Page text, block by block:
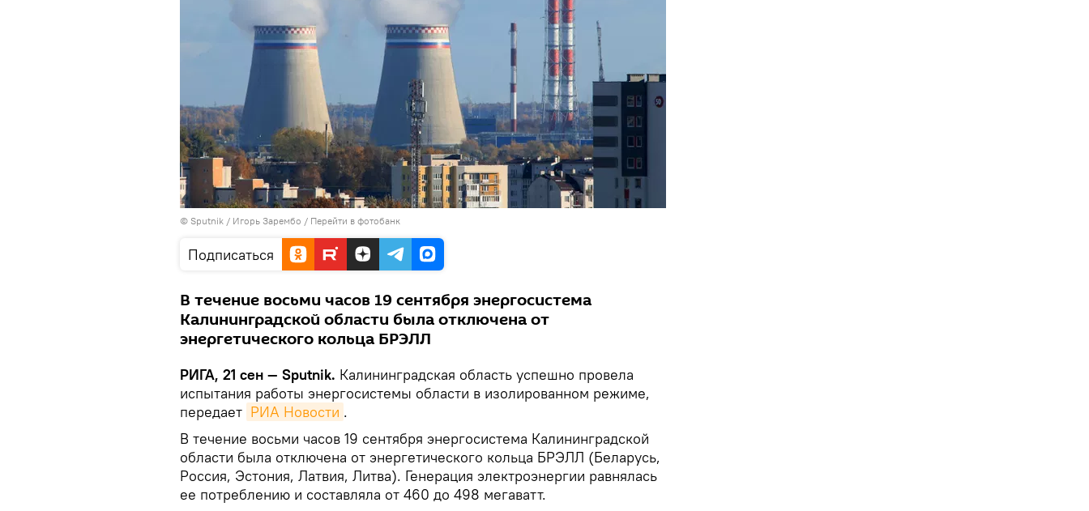
© Sputnik / Игорь Зарембо / Перейти в фотобанк
Подписаться
В течение восьми часов 19 сентября энергосистема
Калининградской области была отключена от
энергетического кольца БРЭЛЛ
РИГА, 21 сен — Sputnik. Калининградская область успешно провела
испытания работы энергосистемы области в изолированном режиме,
передает РИА Новости .
В течение восьми часов 19 сентября энергосистема Калининградской
области была отключена от энергетического кольца БРЭЛЛ (Беларусь,
Россия, Эстония, Латвия, Литва). Генерация электроэнергии равнялась
ее потреблению и составляла от 460 до 498 мегаватт.